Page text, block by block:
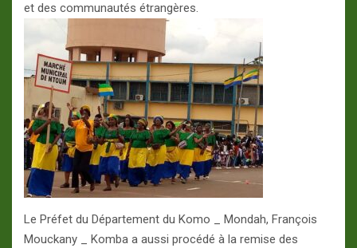
et des communautés étrangères.
Le Préfet du Département du Komo _ Mondah, François
Mouckany _ Komba a aussi procédé à la remise des